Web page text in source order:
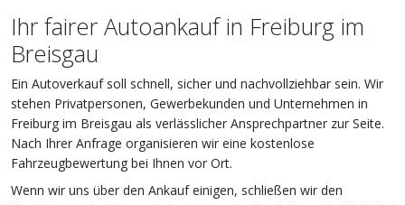
Ihr fairer Autoankauf in Freiburg im
Breisgau
Ein Autoverkauf soll schnell, sicher und nachvollziehbar sein. Wir
stehen Privatpersonen, Gewerbekunden und Unternehmen in
Freiburg im Breisgau als verlässlicher Ansprechpartner zur Seite.
Nach Ihrer Anfrage organisieren wir eine kostenlose
Fahrzeugbewertung bei Ihnen vor Ort.
Wenn wir uns über den Ankauf einigen, schließen wir den